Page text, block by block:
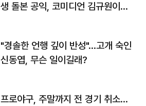
생 돌본 공익, 코미디언 김규원이었
"경솔한 언행 깊이 반성"…고개 숙인
신동엽, 무슨 일이길래?
프로야구, 주말까지 전 경기 취소…